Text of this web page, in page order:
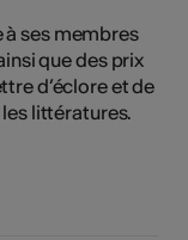
à ses membres
que des prix
d’éclore et de
littératures.